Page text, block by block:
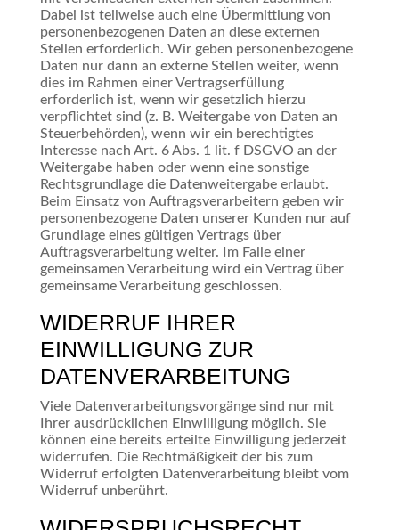
Dabei ist teilweise auch eine Übermittlung von
personenbezogenen Daten an diese externen
Stellen erforderlich. Wir geben personenbezogene
Daten nur dann an externe Stellen weiter, wenn
dies im Rahmen einer Vertragserfüllung
erforderlich ist, wenn wir gesetzlich hierzu
verpflichtet sind (z. B. Weitergabe von Daten an
Steuerbehörden), wenn wir ein berechtigtes
Interesse nach Art. 6 Abs. 1 lit. f DSGVO an der
Weitergabe haben oder wenn eine sonstige
Rechtsgrundlage die Datenweitergabe erlaubt.
Beim Einsatz von Auftragsverarbeitern geben wir
personenbezogene Daten unserer Kunden nur auf
Grundlage eines gültigen Vertrags über
Auftragsverarbeitung weiter. Im Falle einer
gemeinsamen Verarbeitung wird ein Vertrag über
gemeinsame Verarbeitung geschlossen.
WIDERRUF IHRER
EINWILLIGUNG ZUR
DATENVERARBEITUNG
Viele Datenverarbeitungsvorgänge sind nur mit
Ihrer ausdrücklichen Einwilligung möglich. Sie
können eine bereits erteilte Einwilligung jederzeit
widerrufen. Die Rechtmäßigkeit der bis zum
Widerruf erfolgten Datenverarbeitung bleibt vom
Widerruf unberührt.